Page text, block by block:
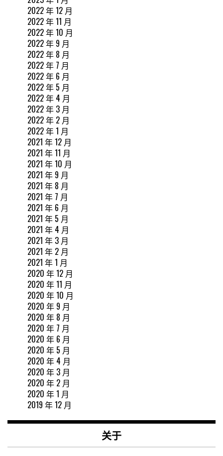
2022 年 12 月
2022 年 11 月
2022 年 10 月
2022 年 9 月
2022 年 8 月
2022 年 7 月
2022 年 6 月
2022 年 5 月
2022 年 4 月
2022 年 3 月
2022 年 2 月
2022 年 1 月
2021 年 12 月
2021 年 11 月
2021 年 10 月
2021 年 9 月
2021 年 8 月
2021 年 7 月
2021 年 6 月
2021 年 5 月
2021 年 4 月
2021 年 3 月
2021 年 2 月
2021 年 1 月
2020 年 12 月
2020 年 11 月
2020 年 10 月
2020 年 9 月
2020 年 8 月
2020 年 7 月
2020 年 6 月
2020 年 5 月
2020 年 4 月
2020 年 3 月
2020 年 2 月
2020 年 1 月
2019 年 12 月
关于